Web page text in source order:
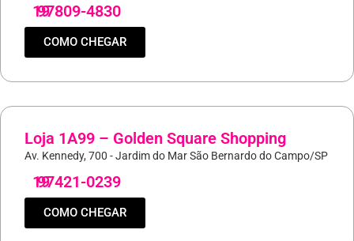
19
97809-4830
COMO CHEGAR
Loja 1A99 – Golden Square Shopping
Av. Kennedy, 700 - Jardim do Mar São Bernardo do Campo/SP
19
97421-0239
COMO CHEGAR